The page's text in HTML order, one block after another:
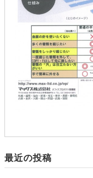
最近の投稿